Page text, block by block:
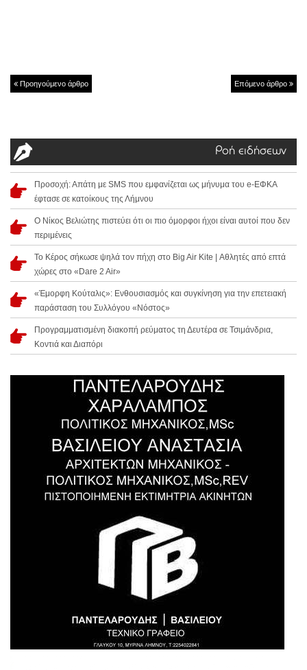
Προηγούμενο άρθρο Επόμενο άρθρο
Ροή ειδήσεων
Προσοχή: Απάτη με SMS που εμφανίζεται ως μήνυμα του e-ΕΦΚΑ
έφτασε σε κατοίκους της Λήμνου
Ο Νίκος Βελιώτης πιστεύει ότι οι πιο όμορφοι ήχοι είναι αυτοί που δεν
περιμένεις
Το Κέρος σήκωσε ψηλά τον πήχη στο Big Air Kite | Αθλητές από επτά
χώρες στο «Dare 2 Air»
«Έμορφη Κούταλις»: Ενθουσιασμός και συγκίνηση για την επετειακή
παράσταση του Συλλόγου «Νόστος»
Προγραμματισμένη διακοπή ρεύματος τη Δευτέρα σε Τσιμάνδρια,
Κοντιά και Διαπόρι